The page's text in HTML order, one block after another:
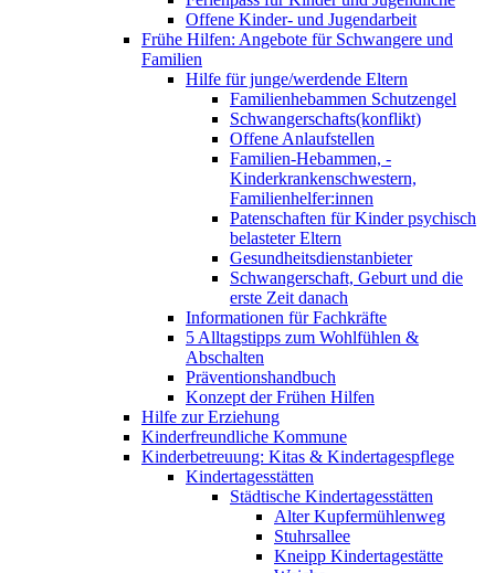
Offene Kinder- und Jugendarbeit
Frühe Hilfen: Angebote für Schwangere und
Familien
Hilfe für junge/werdende Eltern
Familienhebammen Schutzengel
Schwangerschafts(konflikt)
Offene Anlaufstellen
Familien-Hebammen, -
Kinderkrankenschwestern,
Familienhelfer:innen
Patenschaften für Kinder psychisch
belasteter Eltern
Gesundheitsdienstanbieter
Schwangerschaft, Geburt und die
erste Zeit danach
Informationen für Fachkräfte
5 Alltagstipps zum Wohlfühlen &
Abschalten
Präventionshandbuch
Konzept der Frühen Hilfen
Hilfe zur Erziehung
Kinderfreundliche Kommune
Kinderbetreuung: Kitas & Kindertagespflege
Kindertagesstätten
Städtische Kindertagesstätten
Alter Kupfermühlenweg
Stuhrsallee
Kneipp Kindertagestätte